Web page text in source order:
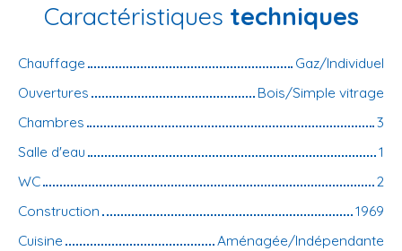
Caractéristiques techniques
Chauffage
Gaz/Individuel
Ouvertures
Bois/Simple vitrage
Chambres
3
Salle d'eau
1
WC
2
Construction
1969
Cuisine
Aménagée/Indépendante